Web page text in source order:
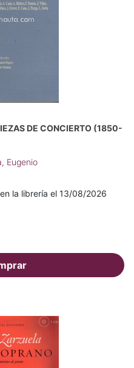
DE CONCIERTO (1850-
Eugenio
la librería el 13/08/2026